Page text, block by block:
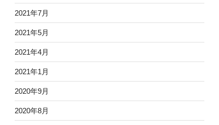
2021年7月
2021年5月
2021年4月
2021年1月
2020年9月
2020年8月